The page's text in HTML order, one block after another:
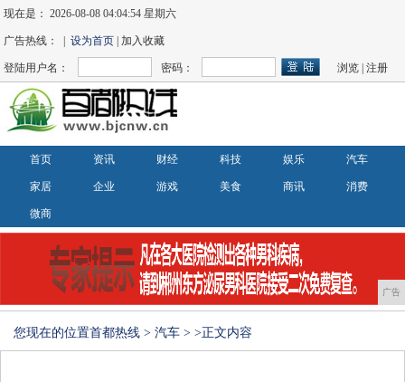
现在是：2026-08-08 04:04:55 星期六
广告热线： |设为首页 | 加入收藏
登陆用户名： 密码： 浏览 |注册
首页 资讯 财经 科技 娱乐 汽车
家居 企业 游戏 美食 商讯 消费
微商
广告
您现在的位置首都热线 > 汽车 > >正文内容